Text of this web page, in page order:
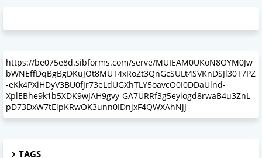
https://be075e8d.sibforms.com/serve/MUIEAM0UKoN8OYM0Jw
bWNEffDqBgBgDKuJOt8MUT4xRoZt3QnGcSULt4SVKnDSJl30T7PZ
-eKk4PXiHDyV3BU0fJr73eLdUGXhTLY5oavcO0I0DDaUlnd-
XplEBhe9k1b5XDK9wJAH9gvy-GA7URRf3g5eyiogd8rwaB4u3ZnL-
pD73DxW7tElpKRwOK3unn0IDnjxF4QWXAhNjJ
TAGS